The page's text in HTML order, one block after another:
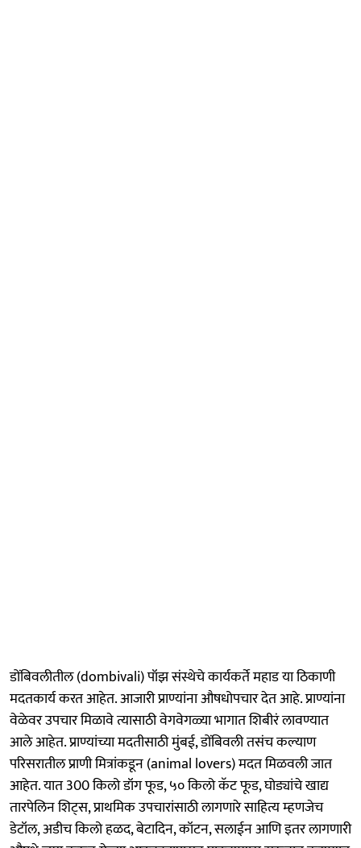
डोंबिवलीतील (dombivali) पॉझ संस्थेचे कार्यकर्ते महाड या ठिकाणी
मदतकार्य करत आहेत. आजारी प्राण्यांना औषधोपचार देत आहे. प्राण्यांना
वेळेवर उपचार मिळावे त्यासाठी वेगवेगळ्या भागात शिबीरं लावण्यात
आले आहेत. प्राण्यांच्या मदतीसाठी मुंबई, डोंबिवली तसंच कल्याण
परिसरातील प्राणी मित्रांकडून (animal lovers) मदत मिळवली जात
आहेत. यात 300 किलो डॉग फूड, ५० किलो कॅट फूड, घोड्यांचे खाद्य
तारपेलिन शिट्स, प्राथमिक उपचारांसाठी लागणारे साहित्य म्हणजेच
डेटॉल, अडीच किलो हळद, बेटादिन, कॉटन, सलाईन आणि इतर लागणारी